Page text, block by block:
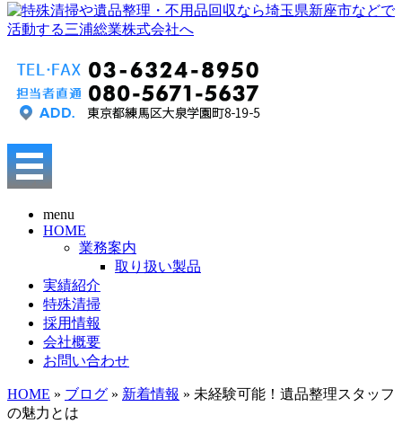
menu
HOME
業務案内
取り扱い製品
実績紹介
特殊清掃
採用情報
会社概要
お問い合わせ
HOME » ブログ » 新着情報 » 未経験可能！遺品整理スタッフ
の魅力とは